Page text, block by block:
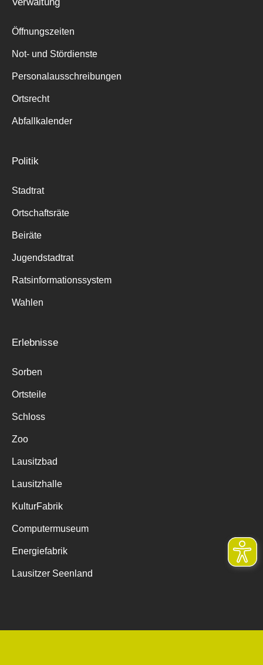
Öffnungszeiten
Not- und Stördienste
Personalausschreibungen
Ortsrecht
Abfallkalender
Politik
Stadtrat
Ortschaftsräte
Beiräte
Jugendstadtrat
Ratsinformationssystem
Wahlen
Erlebnisse
Sorben
Ortsteile
Schloss
Zoo
Lausitzbad
Lausitzhalle
KulturFabrik
Computermuseum
Energiefabrik
Lausitzer Seenland